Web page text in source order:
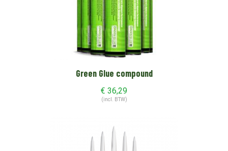
Green Glue compound
€ 36,29
(incl. BTW)